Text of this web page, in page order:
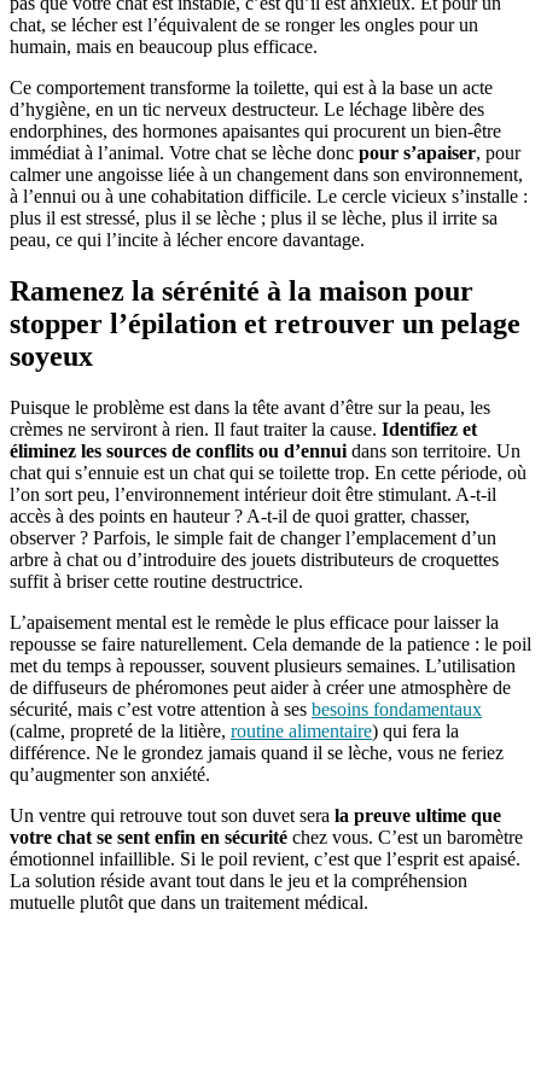
chat, se lécher est l’équivalent de se ronger les ongles pour un
humain, mais en beaucoup plus efficace.
Ce comportement transforme la toilette, qui est à la base un acte
d’hygiène, en un tic nerveux destructeur. Le léchage libère des
endorphines, des hormones apaisantes qui procurent un bien-être
immédiat à l’animal. Votre chat se lèche donc pour s’apaiser, pour
calmer une angoisse liée à un changement dans son environnement,
à l’ennui ou à une cohabitation difficile. Le cercle vicieux s’installe :
plus il est stressé, plus il se lèche ; plus il se lèche, plus il irrite sa
peau, ce qui l’incite à lécher encore davantage.
Ramenez la sérénité à la maison pour
stopper l’épilation et retrouver un pelage
soyeux
Puisque le problème est dans la tête avant d’être sur la peau, les
crèmes ne serviront à rien. Il faut traiter la cause. Identifiez et
éliminez les sources de conflits ou d’ennui dans son territoire. Un
chat qui s’ennuie est un chat qui se toilette trop. En cette période, où
l’on sort peu, l’environnement intérieur doit être stimulant. A-t-il
accès à des points en hauteur ? A-t-il de quoi gratter, chasser,
observer ? Parfois, le simple fait de changer l’emplacement d’un
arbre à chat ou d’introduire des jouets distributeurs de croquettes
suffit à briser cette routine destructrice.
L’apaisement mental est le remède le plus efficace pour laisser la
repousse se faire naturellement. Cela demande de la patience : le poil
met du temps à repousser, souvent plusieurs semaines. L’utilisation
de diffuseurs de phéromones peut aider à créer une atmosphère de
sécurité, mais c’est votre attention à ses besoins fondamentaux
(calme, propreté de la litière, routine alimentaire) qui fera la
différence. Ne le grondez jamais quand il se lèche, vous ne feriez
qu’augmenter son anxiété.
Un ventre qui retrouve tout son duvet sera la preuve ultime que
votre chat se sent enfin en sécurité chez vous. C’est un baromètre
émotionnel infaillible. Si le poil revient, c’est que l’esprit est apaisé.
La solution réside avant tout dans le jeu et la compréhension
mutuelle plutôt que dans un traitement médical.